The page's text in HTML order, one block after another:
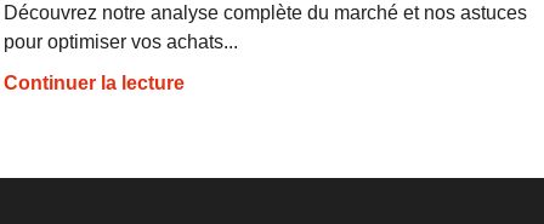
Découvrez notre analyse complète du marché et nos astuces
pour optimiser vos achats...
Continuer la lecture